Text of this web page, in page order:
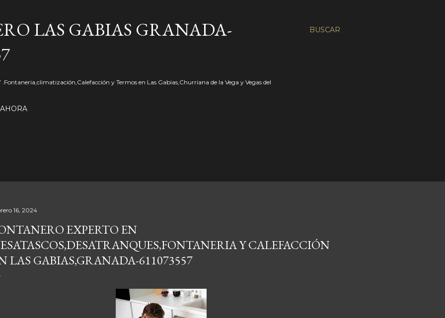
BUSCAR
LAS GABIAS GRANADA-
.Fontaneria,climatización,Calefacción y Termos en Las Gabias,Churriana de la Vega y Vegas del
16, 2024
EXPERTO EN
Y CALEFACCIÓN
LAS GABIAS,GRANADA-611073557